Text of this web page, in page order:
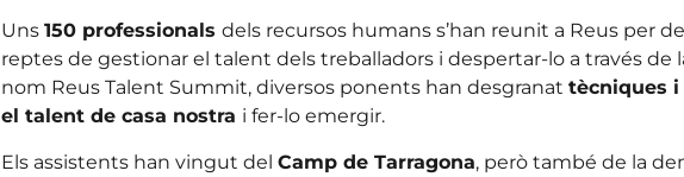
Uns 150 professionals dels recursos humans s’han reunit a Reus per
reptes de gestionar el talent dels treballadors i despertar-lo a través de
nom Reus Talent Summit, diversos ponents han desgranat tècniques
el talent de casa nostra i fer-lo emergir.
Els assistents han vingut del Camp de Tarragona, però també de la